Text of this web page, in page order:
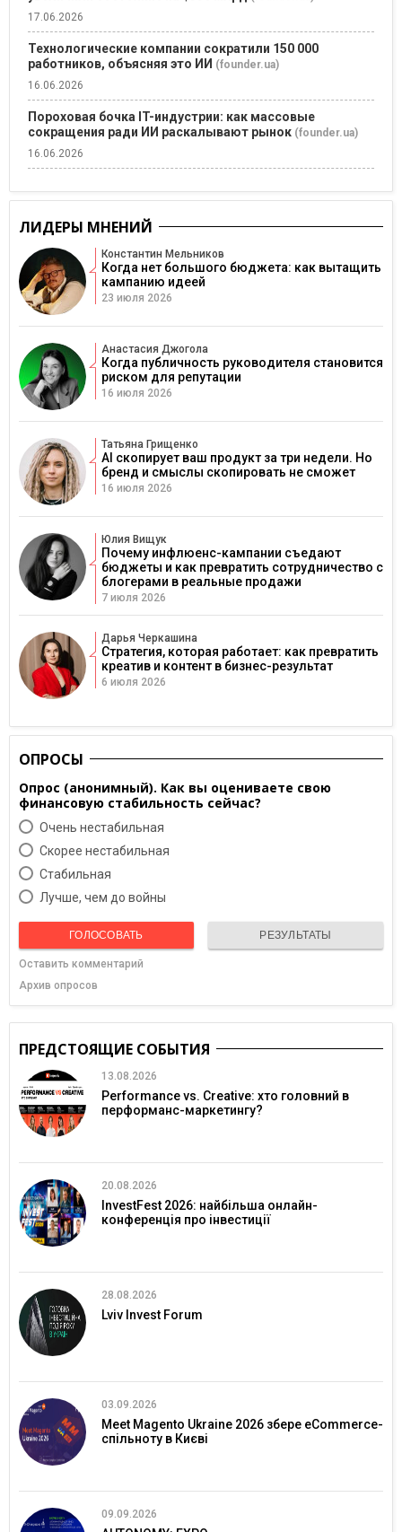
17.06.2026
Технологические компании сократили 150 000
работников, объясняя это ИИ (founder.ua)
16.06.2026
Пороховая бочка IT-индустрии: как массовые
сокращения ради ИИ раскалывают рынок (founder.ua)
16.06.2026
ЛИДЕРЫ МНЕНИЙ
Константин Мельников
Когда нет большого бюджета: как вытащить
кампанию идеей
23 июля 2026
Анастасия Джогола
Когда публичность руководителя становится
риском для репутации
16 июля 2026
Татьяна Грищенко
AI скопирует ваш продукт за три недели. Но
бренд и смыслы скопировать не сможет
16 июля 2026
Юлия Вищук
Почему инфлюенс-кампании съедают
бюджеты и как превратить сотрудничество с
блогерами в реальные продажи
7 июля 2026
Дарья Черкашина
Стратегия, которая работает: как превратить
креатив и контент в бизнес-результат
6 июля 2026
ОПРОСЫ
Опрос (анонимный). Как вы оцениваете свою
финансовую стабильность сейчас?
Очень нестабильная
Скорее нестабильная
Cтабильная
Лучше, чем до войны
ГОЛОСОВАТЬ РЕЗУЛЬТАТЫ
Оставить комментарий
Архив опросов
ПРЕДСТОЯЩИЕ СОБЫТИЯ
13.08.2026
Performance vs. Creative: хто головний в
перформанс-маркетингу?
20.08.2026
InvestFest 2026: найбільша онлайн-
конференція про інвестиції
28.08.2026
Lviv Invest Forum
03.09.2026
Meet Magento Ukraine 2026 збере eCommerce-
спільноту в Києві
09.09.2026